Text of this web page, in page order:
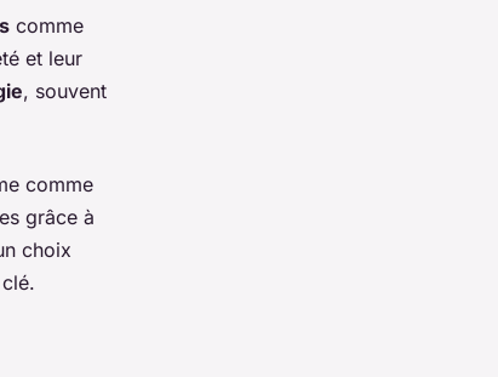
comme
et leur
, souvent
comme
grâce à
choix